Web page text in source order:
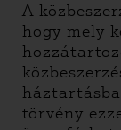
A
hogy mely
törvény